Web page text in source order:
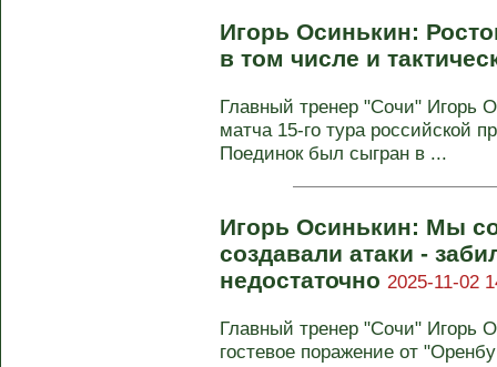
Игорь Осинькин:
в том числе и
Главный тренер "Сочи" Игорь
матча 15‑го тура российской
Поединок был сыгран в ...
Игорь Осинькин: Мы
создавали атаки -
недостаточно 2025-11-02
Главный тренер "Сочи" Игорь
гостевое поражение от